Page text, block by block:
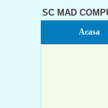
SC MAD
Acasa